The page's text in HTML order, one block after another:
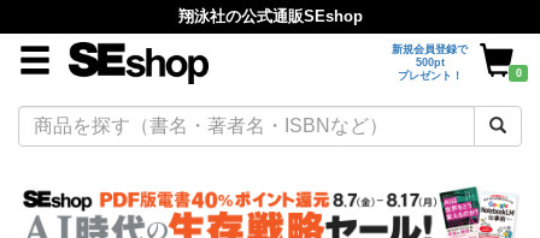
翔泳社の公式通販SEshop
新規会員登録で
500pt
プレゼント！
0